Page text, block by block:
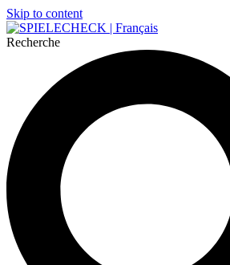
Skip to content
Recherche